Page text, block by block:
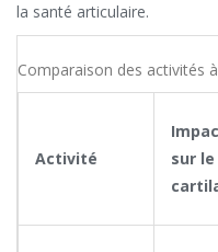
la santé articulaire.
Comparaison des activités
Activité
sur le